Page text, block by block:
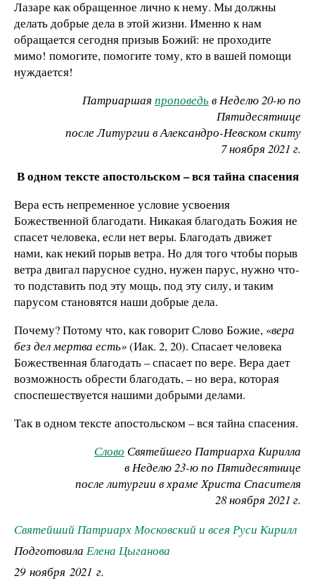
Лазаре как обращенное лично к нему. Мы должны
делать добрые дела в этой жизни. Именно к нам
обращается сегодня призыв Божий: не проходите
мимо! помогите, помогите тому, кто в вашей помощи
нуждается!
Патриаршая проповедьв Неделю 20-ю по
Пятидесятнице
после Литургии в Александро-Невском скиту
7 ноября 2021 г.
В одном тексте апостольском – вся тайна спасения
Вера есть непременное условие усвоения
Божественной благодати. Никакая благодать Божия не
спасет человека, если нет веры. Благодать движет
нами, как некий порыв ветра. Но для того чтобы порыв
ветра двигал парусное судно, нужен парус, нужно что-
то подставить под эту мощь, под эту силу, и таким
парусом становятся наши добрые дела.
Почему? Потому что, как говорит Слово Божие, «вера
без дел мертва есть»(Иак. 2, 20). Спасает человека
Божественная благодать – спасает по вере. Вера дает
возможность обрести благодать, – но вера, которая
споспешествуется нашими добрыми делами.
Так в одном тексте апостольском – вся тайна спасения.
Слово Святейшего Патриарха Кирилла
в Неделю 23-ю по Пятидесятнице
после литургии в храме Христа Спасителя
​28 ноября 2021 г.
Святейший Патриарх Московский и всея Руси Кирилл
Подготовила Елена Цыганова
29 ноября 2021 г.